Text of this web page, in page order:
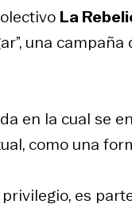
La
una
en la cual se
como una
es